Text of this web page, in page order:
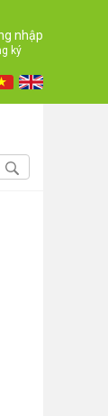
nhập
ký